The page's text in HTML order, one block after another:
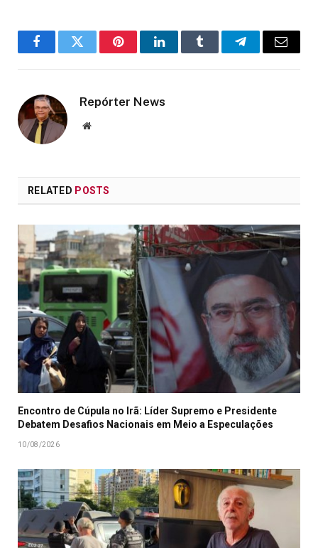
FacebookTwitter PinterestLinkedInTumblr TelegramEmail
Repórter News
Website
RELATED POSTS
Encontro de Cúpula no Irã: Líder Supremo e Presidente
Debatem Desafios Nacionais em Meio a Especulações
10/08/2026